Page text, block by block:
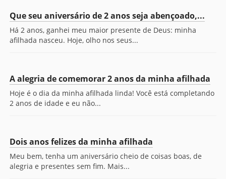
Que seu aniversário de 2 anos seja abençoado,...
Há 2 anos, ganhei meu maior presente de Deus: minha
afilhada nasceu. Hoje, olho nos seus...
A alegria de comemorar 2 anos da minha afilhada
Hoje é o dia da minha afilhada linda! Você está completando
2 anos de idade e eu não...
Dois anos felizes da minha afilhada
Meu bem, tenha um aniversário cheio de coisas boas, de
alegria e presentes sem fim. Mais...